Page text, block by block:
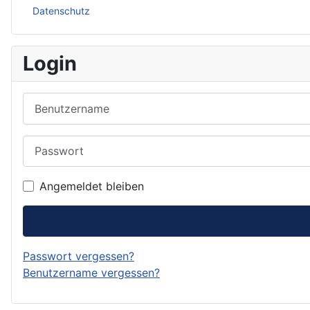
Datenschutz
Login
Angemeldet bleiben
Passwort vergessen?
Benutzername vergessen?